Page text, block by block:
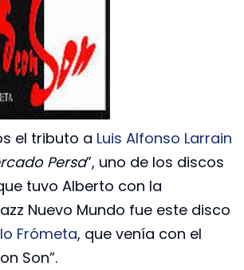
el tributo a Luis Alfonso Larrain
Persa”, uno de los discos
tuvo Alberto con la
Nuevo Mundo fue este disco
Frómeta, que venía con el
Son”.